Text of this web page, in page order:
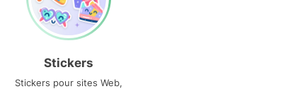
Stickers
Stickers pour sites Web,